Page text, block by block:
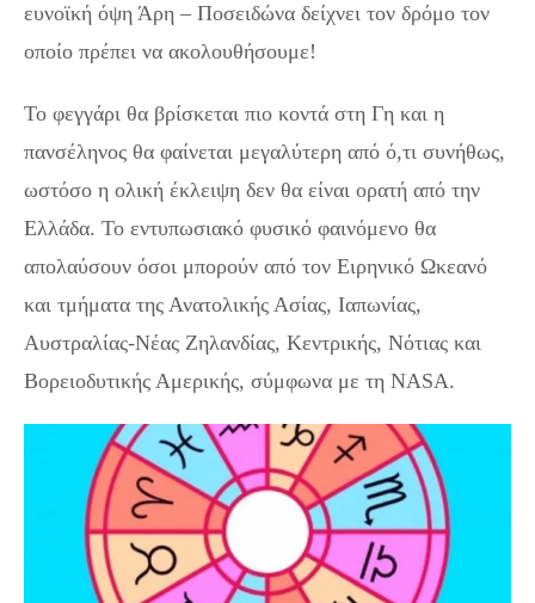
ευνοϊκή όψη Άρη – Ποσειδώνα δείχνει τον δρόμο τον
οποίο πρέπει να ακολουθήσουμε!
Το φεγγάρι θα βρίσκεται πιο κοντά στη Γη και η
πανσέληνος θα φαίνεται μεγαλύτερη από ό,τι συνήθως,
ωστόσο η ολική έκλειψη δεν θα είναι ορατή από την
Ελλάδα. Το εντυπωσιακό φυσικό φαινόμενο θα
απολαύσουν όσοι μπορούν από τον Ειρηνικό Ωκεανό
και τμήματα της Ανατολικής Ασίας, Ιαπωνίας,
Αυστραλίας-Νέας Ζηλανδίας, Κεντρικής, Νότιας και
Βορειοδυτικής Αμερικής, σύμφωνα με τη NASA.